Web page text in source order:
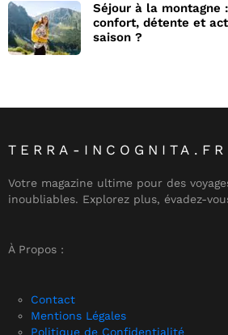
Séjour à la montagne
confort, détente et
saison ?
TERRA-
Votre magazine ultime pour des
inoubliables. Explorez plus, évadez-
À Propos :
Contact
Mentions Légales
Politique de Confidentialité